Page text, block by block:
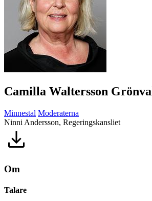
Camilla Waltersson
Minnestal Moderaterna
Ninni Andersson, Regeringskansliet
Om
Talare